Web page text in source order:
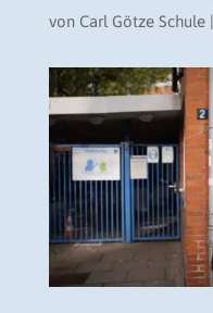
von Carl Götze Schule|